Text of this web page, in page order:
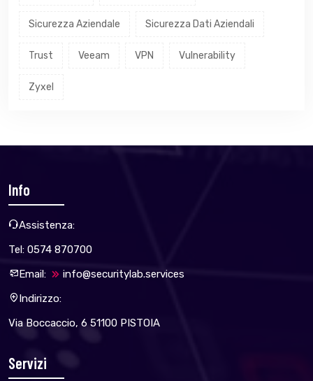
Sicurezza Aziendale Sicurezza Dati Aziendali
Trust Veeam VPN Vulnerability
Zyxel
Info
Assistenza:
Tel: 0574 870700
Email:
info@securitylab.services
Indirizzo:
Via Boccaccio, 6 51100 PISTOIA
Servizi